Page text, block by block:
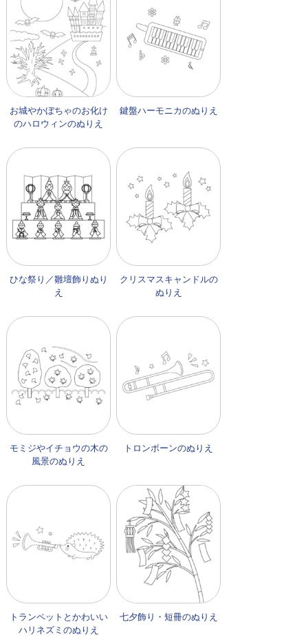
お城やかぼちゃのお化け
のハロウィンのぬりえ
鍵盤ハーモニカのぬりえ
ひな祭り／雛壇飾りぬり
え
クリスマスキャンドルの
ぬりえ
モミジやイチョウの木の
風景のぬりえ
トロンボーンのぬりえ
トランペットとかわいい
ハリネズミのぬりえ
七夕飾り・短冊のぬりえ